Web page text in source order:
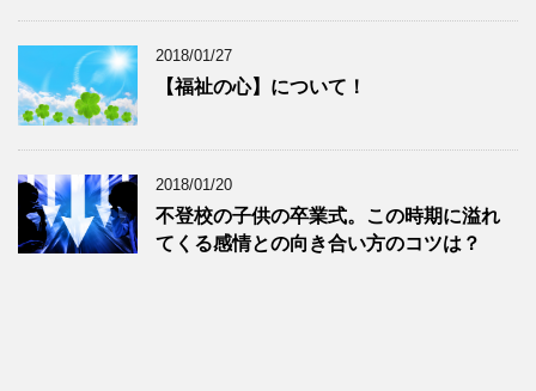
2018/01/27
【福祉の心】について！
2018/01/20
不登校の子供の卒業式。この時期に溢れ
てくる感情との向き合い方のコツは？